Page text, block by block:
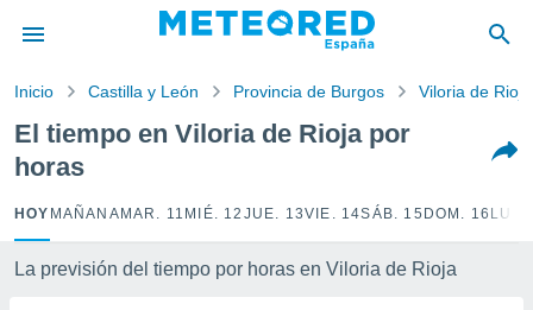
por
para
la
calidad.
a este
las
Inicio Castilla y León Provincia de Burgos Viloria de Rioja
El tiempo en Viloria de Rioja por
horas
HOY MAÑANA MAR. 11 MIÉ. 12 JUE. 13VIE. 14SÁB. 15 DOM. 16
La previsión del tiempo por horas en Viloria de Rioja